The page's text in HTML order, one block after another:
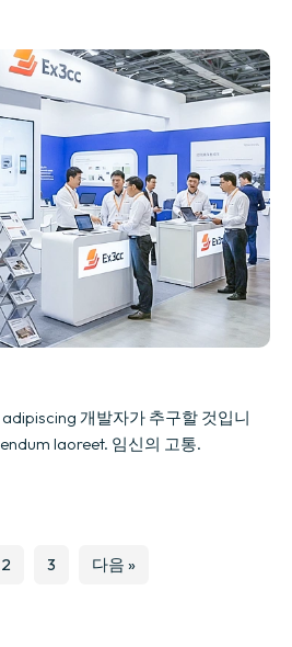
개발자가 추구할 것입니
laoreet. 임신의 고통.
2 3 다음 »